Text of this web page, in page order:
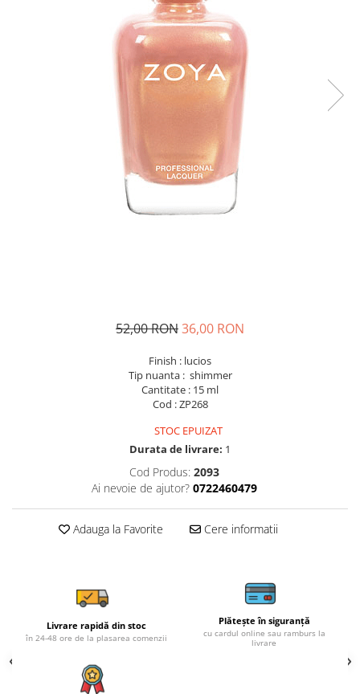
52,00 RON36,00 RON
Finish : lucios
Tip nuanta : shimmer
Cantitate : 15 ml
Cod : ZP268
STOC EPUIZAT
Durata de livrare: 1
Cod Produs: 2093
Ai nevoie de ajutor? 0722460479
Adauga la Favorite Cere informatii
Livrare rapidă din stoc
în 24-48 ore de la plasarea comenzii
Plătește în siguranță
cu cardul online sau ramburs la
livrare